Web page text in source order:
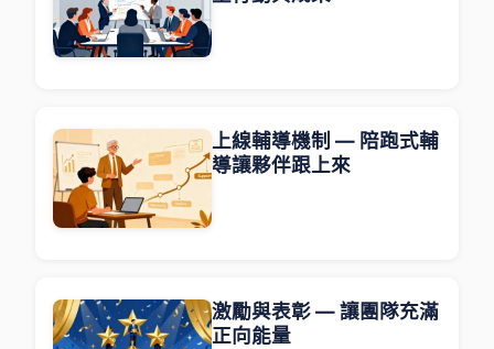
上線輔導機制 — 陪跑式輔
導讓夥伴跟上來
激勵與表彰 — 讓團隊充滿
正向能量